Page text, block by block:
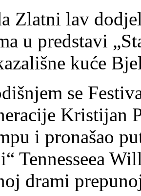
Zlatni lav
u predstavi
kuće
se
Kristijan
i pronašao
Tennesseea
drami